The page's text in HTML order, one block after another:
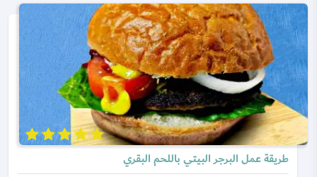
طريقة عمل البرجر البيتي باللحم البقري